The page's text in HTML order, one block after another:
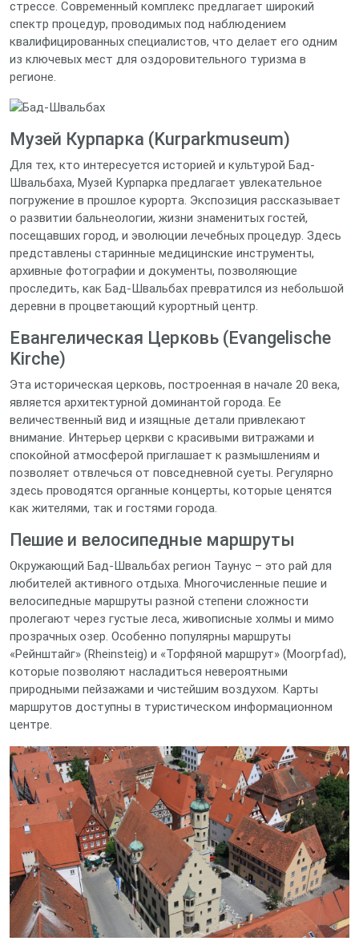
стрессе. Современный комплекс предлагает широкий
спектр процедур, проводимых под наблюдением
квалифицированных специалистов, что делает его одним
из ключевых мест для оздоровительного туризма в
регионе.
Музей Курпарка (Kurparkmuseum)
Для тех, кто интересуется историей и культурой Бад-
Швальбаха, Музей Курпарка предлагает увлекательное
погружение в прошлое курорта. Экспозиция рассказывает
о развитии бальнеологии, жизни знаменитых гостей,
посещавших город, и эволюции лечебных процедур. Здесь
представлены старинные медицинские инструменты,
архивные фотографии и документы, позволяющие
проследить, как Бад-Швальбах превратился из небольшой
деревни в процветающий курортный центр.
Евангелическая Церковь (Evangelische
Kirche)
Эта историческая церковь, построенная в начале 20 века,
является архитектурной доминантой города. Ее
величественный вид и изящные детали привлекают
внимание. Интерьер церкви с красивыми витражами и
спокойной атмосферой приглашает к размышлениям и
позволяет отвлечься от повседневной суеты. Регулярно
здесь проводятся органные концерты, которые ценятся
как жителями, так и гостями города.
Пешие и велосипедные маршруты
Окружающий Бад-Швальбах регион Таунус – это рай для
любителей активного отдыха. Многочисленные пешие и
велосипедные маршруты разной степени сложности
пролегают через густые леса, живописные холмы и мимо
прозрачных озер. Особенно популярны маршруты
«Рейнштайг» (Rheinsteig) и «Торфяной маршрут» (Moorpfad),
которые позволяют насладиться невероятными
природными пейзажами и чистейшим воздухом. Карты
маршрутов доступны в туристическом информационном
центре.